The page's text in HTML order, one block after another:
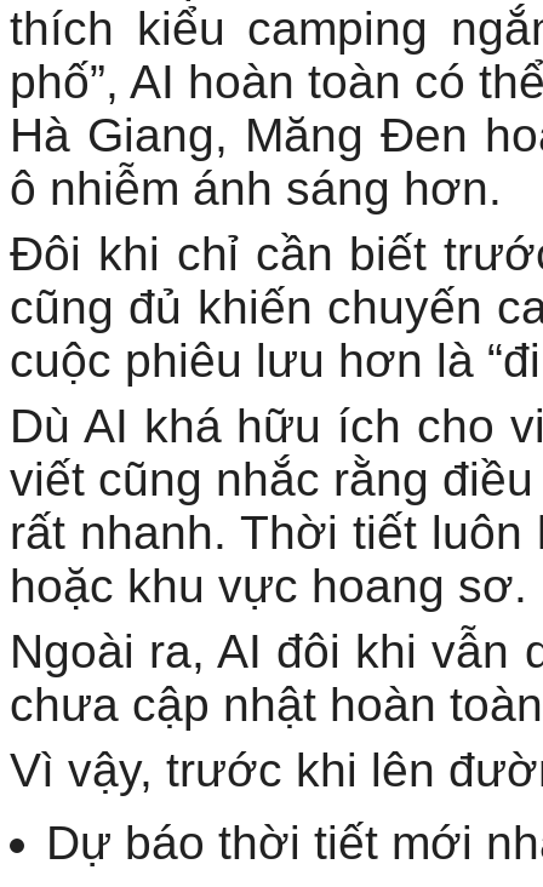
thích kiểu camping
phố”, AI hoàn toàn có
Hà Giang, Măng Đen
ô nhiễm ánh sáng hơn.
Đôi khi chỉ cần biết
cũng đủ khiến chuyến
cuộc phiêu lưu hơn là
Dù AI khá hữu ích cho
viết cũng nhắc rằng
rất nhanh. Thời tiết
hoặc khu vực hoang sơ.
Ngoài ra, AI đôi khi vẫn
chưa cập nhật hoàn
Vì vậy, trước khi lên
Dự báo thời tiết mới